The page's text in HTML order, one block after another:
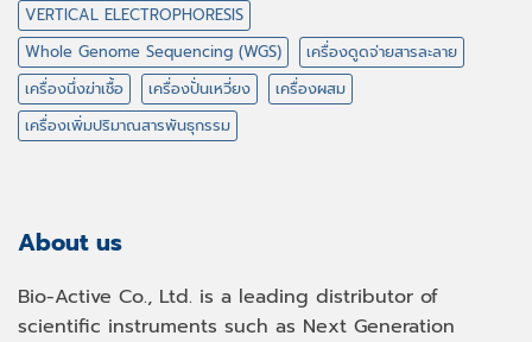
VERTICAL ELECTROPHORESIS
Whole Genome Sequencing (WGS)
เครื่องดูดจ่ายสารละลาย
เครื่องนึ่งฆ่าเชื้อ
เครื่องปั่นเหวี่ยง
เครื่องผสม
เครื่องเพิ่มปริมาณสารพันธุกรรม
About us
Bio-Active Co., Ltd. is a leading distributor of
scientific instruments such as Next Generation